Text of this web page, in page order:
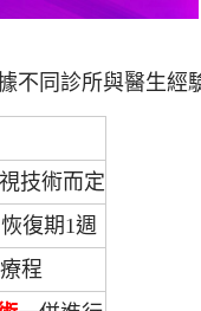
不同診所與醫生經
技術而定
復期1週
程